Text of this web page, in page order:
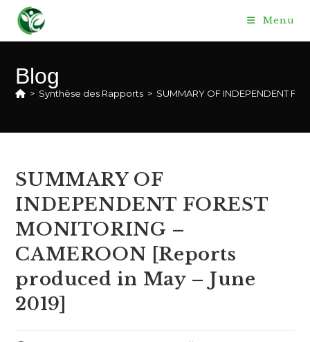
content
Menu
Blog
> Synthèse des Rapports > SUMMARY OF INDEPENDENT
SUMMARY OF
INDEPENDENT FOREST
MONITORING –
CAMEROON [Reports
produced in May – June
2019]